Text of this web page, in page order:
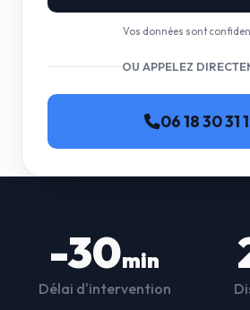
Vos données sont
OU APPELEZ
06 18 30 31
-30min
Délai d'intervention